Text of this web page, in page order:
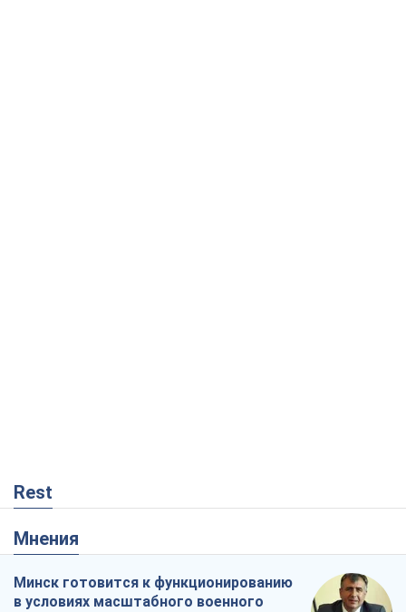
Rest
Мнения
Минск готовится к функционированию
в условиях масштабного военного